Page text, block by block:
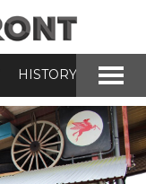
HISTORY